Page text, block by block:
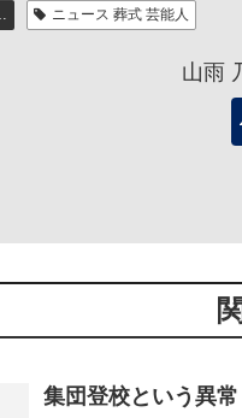
ニュース 葬式 芸能人
山雨
集団登校という異常